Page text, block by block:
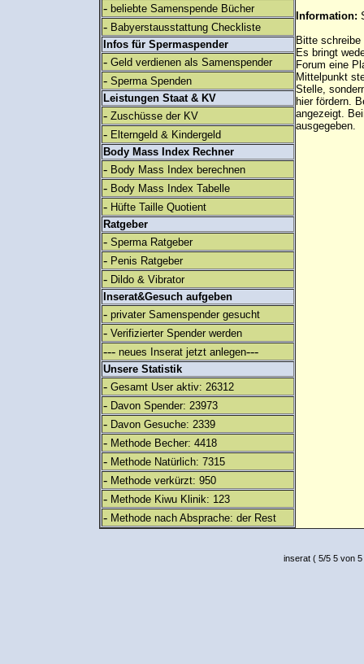
- beliebte Samenspende Bücher
- Babyerstausstattung Checkliste
Infos für Spermaspender
- Geld verdienen als Samenspender
- Sperma Spenden
Leistungen Staat & KV
- Zuschüsse der KV
- Elterngeld & Kindergeld
Body Mass Index Rechner
- Body Mass Index berechnen
- Body Mass Index Tabelle
- Hüfte Taille Quotient
Ratgeber
- Sperma Ratgeber
- Penis Ratgeber
- Dildo & Vibrator
Inserat&Gesuch aufgeben
- privater Samenspender gesucht
- Verifizierter Spender werden
--- neues Inserat jetzt anlegen---
Unsere Statistik
- Gesamt User aktiv: 26312
- Davon Spender: 23973
- Davon Gesuche: 2339
- Methode Becher: 4418
- Methode Natürlich: 7315
- Methode verkürzt: 950
- Methode Kiwu Klinik: 123
- Methode nach Absprache: der Rest
Information:
Bitte
Es bringt
Forum eine
Mittelpunkt
Stelle,
hier fördern.
angezeigt.
ausgegeben.
inserat( 5/5 5 von 5